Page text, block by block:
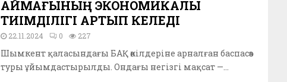
АЙМАҒЫНЫҢ ЭКОНОМИКАЛЫҚ
ТИІМДІЛІГІ АРТЫП КЕЛЕДІ
22.11.2024 0 227
Шымкент қаласындағы БАҚ өкілдеріне арналған баспасөз
туры ұйымдастырылды. Ондағы негізгі мақсат —...